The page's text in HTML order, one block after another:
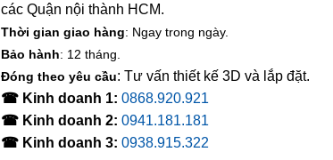
các Quận nội thành HCM.
Thời gian giao hàng: Ngay trong ngày.
Bảo hành: 12 tháng.
Đóng theo yêu cầu: Tư vấn thiết kế 3D và lắp đặt.
☎ Kinh doanh 1: 0868.920.921
☎ Kinh doanh 2: 0941.181.181
☎ Kinh doanh 3: 0938.915.322